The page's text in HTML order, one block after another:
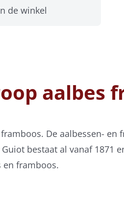
de winkel
aalbes
De aalbessen- en
bestaat al vanaf 1871
en framboos.